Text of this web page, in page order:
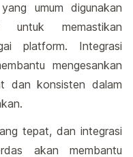
umum digunakan
memastikan
platform. Integrasi
mengesankan
dan konsisten dalam
tepat, dan integrasi
akan membantu